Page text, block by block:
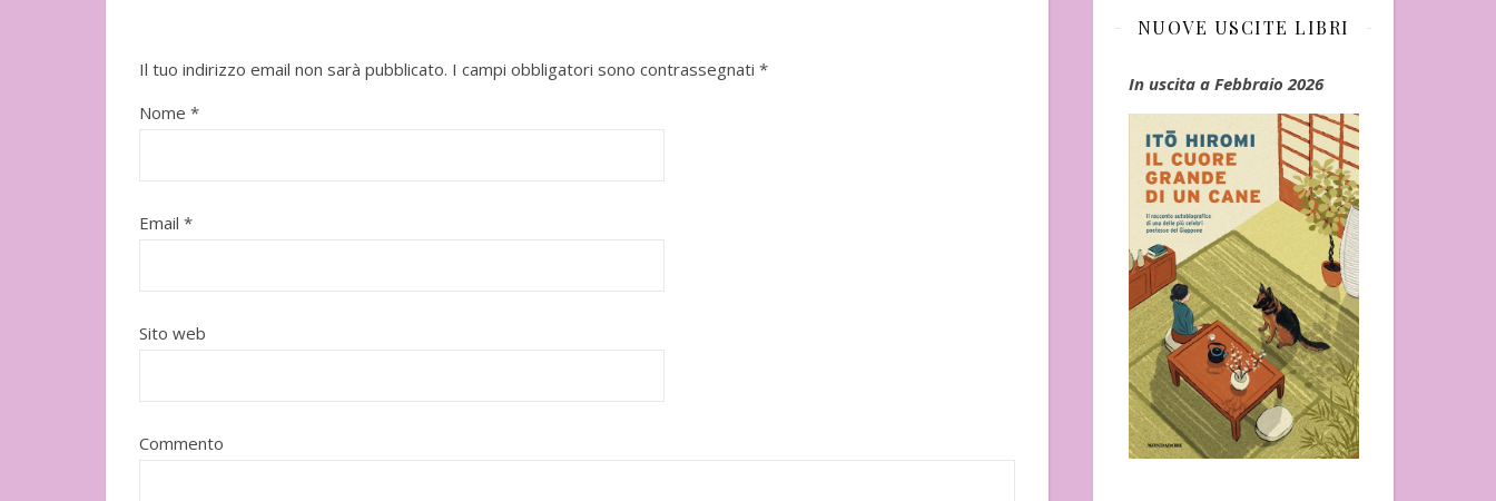
Il tuo indirizzo email non sarà pubblicato. I campi obbligatori sono contrassegnati *
Nome *
Email *
Sito web
Commento
NUOVE USCITE LIBRI
Uscito l'11 Novembre In uscita a Febbraio 2026 Uscito a Febbraio In uscita a Febbraio 2026